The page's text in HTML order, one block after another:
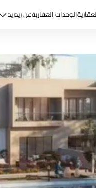
الوحدات العقاريةعن ريدريد